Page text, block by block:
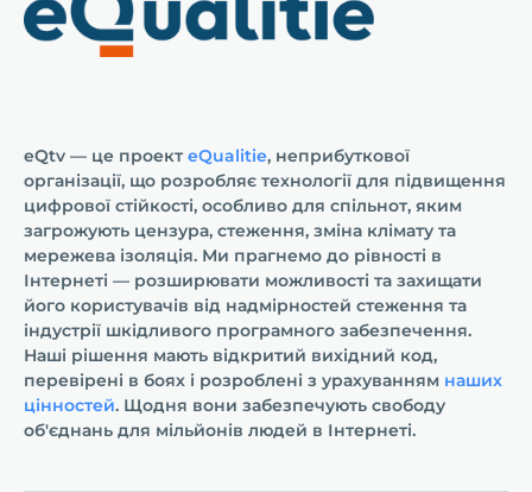
eQtv — це проект eQualitie, неприбуткової
організації, що розробляє технології для підвищення
цифрової стійкості, особливо для спільнот, яким
загрожують цензура, стеження, зміна клімату та
мережева ізоляція. Ми прагнемо до рівності в
Інтернеті — розширювати можливості та захищати
його користувачів від надмірностей стеження та
індустрії шкідливого програмного забезпечення.
Наші рішення мають відкритий вихідний код,
перевірені в боях і розроблені з урахуванням наших
цінностей. Щодня вони забезпечують свободу
об'єднань для мільйонів людей в Інтернеті.